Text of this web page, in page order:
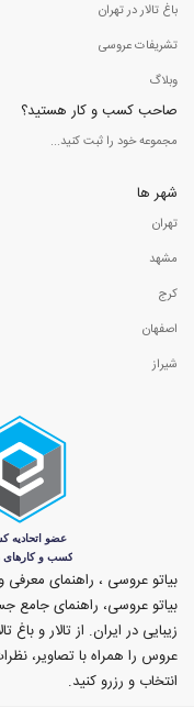
باغ تالار در تهران
تشریفات عروسی
وبلاگ
صاحب کسب و کار هستید؟
مجموعه خود را ثبت کنید...
شهر ها
تهران
مشهد
کرج
اصفهان
شیراز
بیاتو عروسی ، راهنمای
بیاتو عروسی، راهنمای جامع
زیبایی در ایران. از تالار و
عروس را همراه با تصاویر،
انتخاب و رزرو کنید.